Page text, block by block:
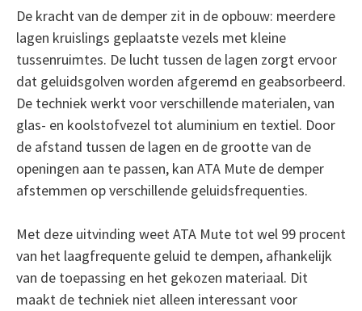
De kracht van de demper zit in de opbouw: meerdere
lagen kruislings geplaatste vezels met kleine
tussenruimtes. De lucht tussen de lagen zorgt ervoor
dat geluidsgolven worden afgeremd en geabsorbeerd.
De techniek werkt voor verschillende materialen, van
glas- en koolstofvezel tot aluminium en textiel. Door
de afstand tussen de lagen en de grootte van de
openingen aan te passen, kan ATA Mute de demper
afstemmen op verschillende geluidsfrequenties.
Met deze uitvinding weet ATA Mute tot wel 99 procent
van het laagfrequente geluid te dempen, afhankelijk
van de toepassing en het gekozen materiaal. Dit
maakt de techniek niet alleen interessant voor